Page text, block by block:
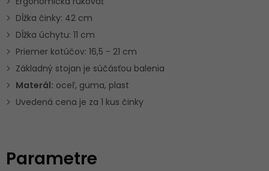
Dĺžka činky: 42 cm
Dĺžka úchytu: 11 cm
Priemer kotúčov: 16,5 - 21 cm
Základný stojan je súčásťou balenia
Materál: oceľ, guma, plast
Uvedená cena je za 1 kus činky
Parametre